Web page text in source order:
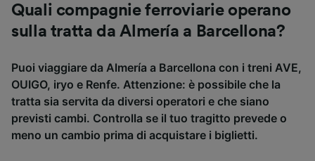
Quali compagnie ferroviarie operano
sulla tratta da Almería a Barcellona?
Puoi viaggiare da Almería a Barcellona con i treni AVE,
OUIGO, iryo e Renfe. Attenzione: è possibile che la
tratta sia servita da diversi operatori e che siano
previsti cambi. Controlla se il tuo tragitto prevede o
meno un cambio prima di acquistare i biglietti.